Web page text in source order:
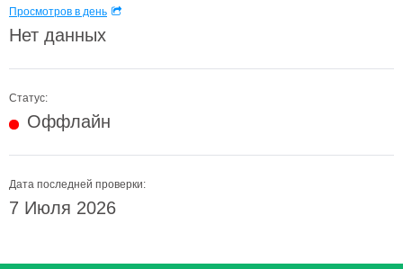
Просмотров в день
Нет данных
Статус:
Оффлайн
Дата последней проверки:
7 Июля 2026